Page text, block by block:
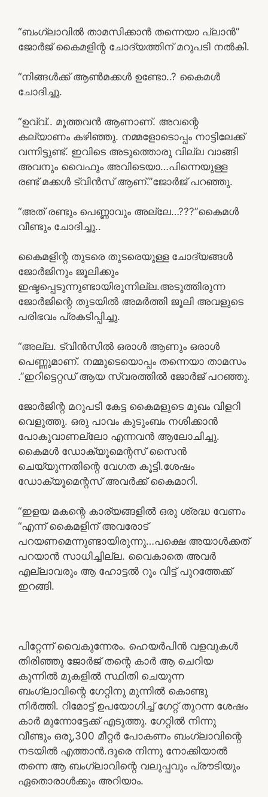
“ബംഗ്ലാവിൽ താമസിക്കാൻ തന്നെയാ പ്ലാൻ”
ജോർജ് കൈമളിന്റ ചോദ്യത്തിന് മറുപടി നൽകി.
“നിങ്ങൾക്ക് ആൺമക്കൾ ഉണ്ടോ..? കൈമൾ
ചോദിച്ചു.
“ഉവ്വ്.. മൂത്തവൻ ആണാണ്. അവന്റെ
കല്യാണം കഴിഞ്ഞു. നമ്മളോടൊപ്പം നാട്ടിലേക്ക്
വന്നിട്ടുണ്ട്. ഇവിടെ അടുത്തൊരു വില്ല വാങ്ങി
അവനും വൈഫും അവിടെയാ…പിന്നെയുള്ള
രണ്ട് മക്കൾ ട്വിൻസ് ആണ്.”ജോർജ് പറഞ്ഞു.
“അത് രണ്ടും പെണ്ണാവും അല്ലേ…???”കൈമൾ
വീണ്ടും ചോദിച്ചു..
കൈമളിന്റ തുടരെ തുടരെയുള്ള ചോദ്യങ്ങൾ
ജോർജിനും ജൂലിക്കും
ഇഷ്ടപ്പെടുന്നുണ്ടായിരുന്നില്ല.അടുത്തിരുന്ന
ജോർജിന്റെ തുടയിൽ അമർത്തി ജൂലി അവളുടെ
പരിഭവം പ്രകടിപ്പിച്ചു.
“അല്ല. ട്വിൻസിൽ ഒരാൾ ആണും ഒരാൾ
പെണ്ണുമാണ്. നമ്മുടെയൊപ്പം തന്നെയാ താമസം
.”ഇറിട്ടെറ്റഡ് ആയ സ്വരത്തിൽ ജോർജ് പറഞ്ഞു.
ജോർജിന്റ മറുപടി കേട്ട കൈമളുടെ മുഖം വിളറി
വെളുത്തു. ഒരു പാവം കുടുംബം നശിക്കാൻ
പോകുവാണല്ലോ എന്നവൻ ആലോചിച്ചു.
കൈമൾ ഡോക്യൂമെന്റസ് സൈൻ
ചെയ്യുന്നതിന്റെ വേഗത കൂട്ടി.ശേഷം
ഡോക്യൂമെന്റസ് അവർക്ക് കൈമാറി.
“ഇളയ മകന്റെ കാര്യങ്ങളിൽ ഒരു ശ്രദ്ധ വേണം
“എന്ന് കൈമളിന് അവരോട്
പറയണമെന്നുണ്ടായിരുന്നു…പക്ഷെ അയാൾക്കത്
പറയാൻ സാധിച്ചില്ല. വൈകാതെ അവർ
എല്ലാവരും ആ ഹോട്ടൽ റൂം വിട്ട് പുറത്തേക്ക്
ഇറങ്ങി.
പിറ്റേന്ന് വൈകുന്നേരം. ഹെയർപിൻ വളവുകൾ
തിരിഞ്ഞു ജോർജ് തന്റെ കാർ ആ ചെറിയ
കുന്നിൽ മുകളിൽ സ്ഥിതി ചെയുന്ന
ബംഗ്ലാവിന്റെ ഗേറ്റിനു മുന്നിൽ കൊണ്ടു
നിർത്തി. റിമോട്ട് ഉപയോഗിച്ച് ഗേറ്റ് തുറന്ന ശേഷം
കാർ മുന്നോട്ടേക്ക് എടുത്തു. ഗേറ്റിൽ നിന്നു
വീണ്ടും ഒരു,300 മീറ്റർ പോകണം ബംഗ്ലാവിന്റെ
നടയിൽ എത്താൻ.ദൂരെ നിന്നു നോക്കിയാൽ
തന്നെ ആ ബംഗ്ലാവിന്റെ വലുപ്പവും പ്രൗടിയും
ഏതൊരാൾക്കും അറിയാം.